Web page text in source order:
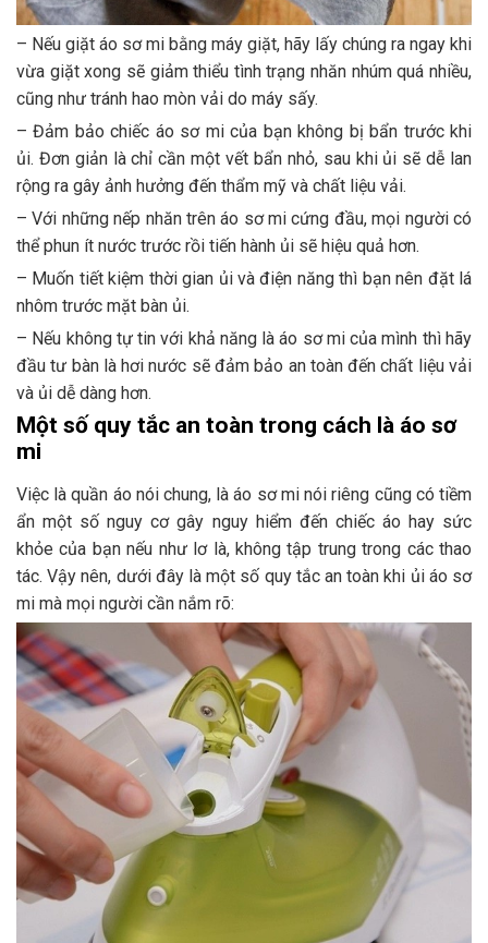
– Nếu giặt áo sơ mi bằng máy giặt, hãy lấy chúng ra ngay khi
vừa giặt xong sẽ giảm thiểu tình trạng nhăn nhúm quá nhiều,
cũng như tránh hao mòn vải do máy sấy.
– Đảm bảo chiếc áo sơ mi của bạn không bị bẩn trước khi
ủi. Đơn giản là chỉ cần một vết bẩn nhỏ, sau khi ủi sẽ dễ lan
rộng ra gây ảnh hưởng đến thẩm mỹ và chất liệu vải.
– Với những nếp nhăn trên áo sơ mi cứng đầu, mọi người có
thể phun ít nước trước rồi tiến hành ủi sẽ hiệu quả hơn.
– Muốn tiết kiệm thời gian ủi và điện năng thì bạn nên đặt lá
nhôm trước mặt bàn ủi.
– Nếu không tự tin với khả năng là áo sơ mi của mình thì hãy
đầu tư bàn là hơi nước sẽ đảm bảo an toàn đến chất liệu vải
và ủi dễ dàng hơn.
Một số quy tắc an toàn trong cách là áo sơ
mi
Việc là quần áo nói chung, là áo sơ mi nói riêng cũng có tiềm
ẩn một số nguy cơ gây nguy hiểm đến chiếc áo hay sức
khỏe của bạn nếu như lơ là, không tập trung trong các thao
tác. Vậy nên, dưới đây là một số quy tắc an toàn khi ủi áo sơ
mi mà mọi người cần nắm rõ: